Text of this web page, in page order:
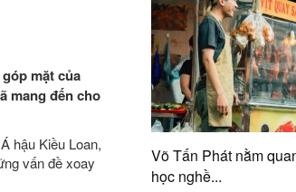
mặt của
mang đến cho
hậu Kiều Loan,
vấn đề xoay
Võ Tấn Phát nằm
học nghề...